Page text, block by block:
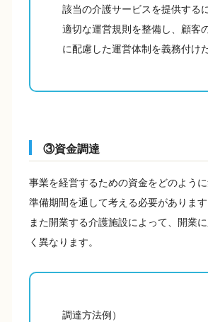
該当の介護サービスを提供する
適切な運営規則を整備し、顧客
に配慮した運営体制を義務付け
③資金調達
事業を経営するための資金をどのよう
準備期間を通して考える必要があります
また開業する介護施設によって、開業
く異なります。
調達方法例）